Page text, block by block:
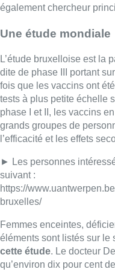
également chercheur
Une étude mondiale
L’étude bruxelloise est la
dite de phase III portant
fois que les vaccins ont
tests à plus petite échelle
phase I et II, les vaccins
grands groupes de
l’efficacité et les effets
► Les personnes
suivant :
https://
bruxelles/
Femmes enceintes,
éléments sont listés sur le
cette étude. Le docteur
qu’environ dix pour cent